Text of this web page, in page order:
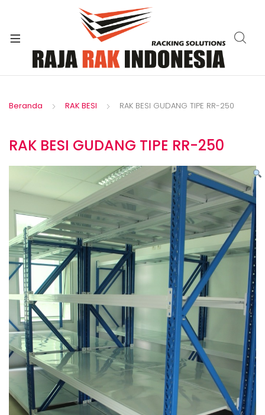
Beranda RAK BESI RAK BESI GUDANG TIPE RR-250
RAK BESI GUDANG TIPE RR-250